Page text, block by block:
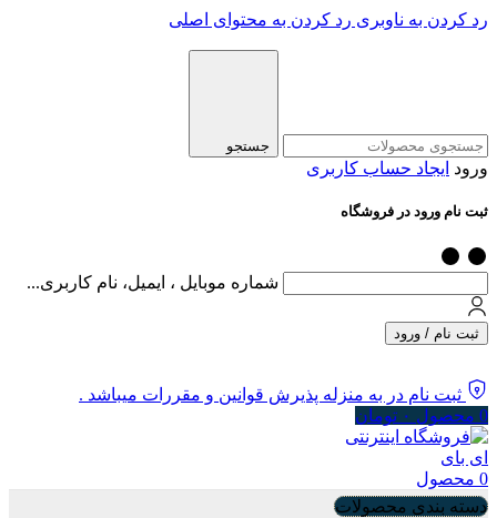
رد کردن به ناوبری رد کردن به محتوای اصلی
جستجو
ورود ایجاد حساب کاربری
ثبت نام ورود در فروشگاه
شماره موبایل ، ایمیل، نام کاربری...
ثبت نام / ورود
ثبت نام در به منزله پذیرش قوانین و مقررات میباشد .
0 محصول ۰ تومان
0 محصول
دسته بندی محصولات